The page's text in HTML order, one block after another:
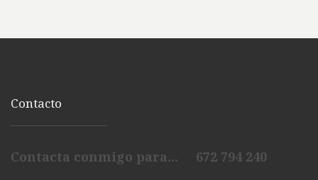
Contacto
Contacta conmigo para... 672 794 240